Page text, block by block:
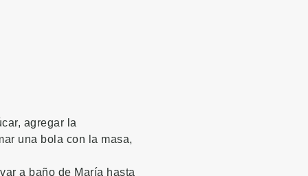
agregar la
una bola con la masa,
a baño de María hasta